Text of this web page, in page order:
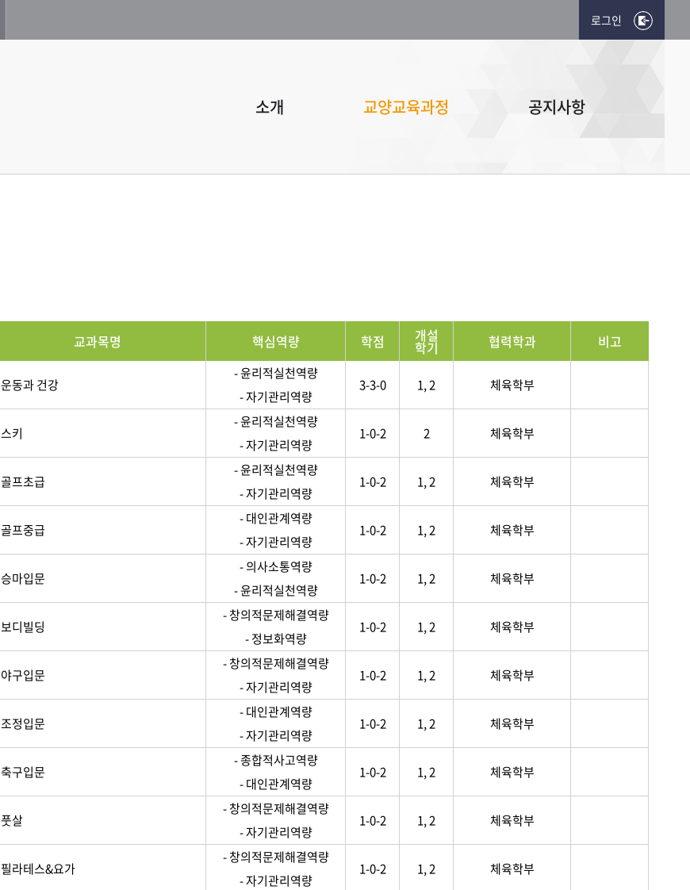
로그인
소개 교양교육과정 공지사항
교과목명 핵심역량 학점 개설
학기 협력학과 비고
운동과 건강
- 윤리적실천역량
- 자기관리역량
3-3-0 1, 2 체육학부
스키
- 윤리적실천역량
- 자기관리역량
1-0-2 2 체육학부
골프초급
- 윤리적실천역량
- 자기관리역량
1-0-2 1, 2 체육학부
골프중급
- 대인관계역량
- 자기관리역량
1-0-2 1, 2 체육학부
승마입문
- 의사소통역량
- 윤리적실천역량
1-0-2 1, 2 체육학부
보디빌딩
- 창의적문제해결역량
- 정보화역량
1-0-2 1, 2 체육학부
야구입문
- 창의적문제해결역량
- 자기관리역량
1-0-2 1, 2 체육학부
조정입문
- 대인관계역량
- 자기관리역량
1-0-2 1, 2 체육학부
축구입문
- 종합적사고역량
- 대인관계역량
1-0-2 1, 2 체육학부
풋살
- 창의적문제해결역량
- 자기관리역량
1-0-2 1, 2 체육학부
필라테스&요가
- 창의적문제해결역량
- 자기관리역량
1-0-2 1, 2 체육학부